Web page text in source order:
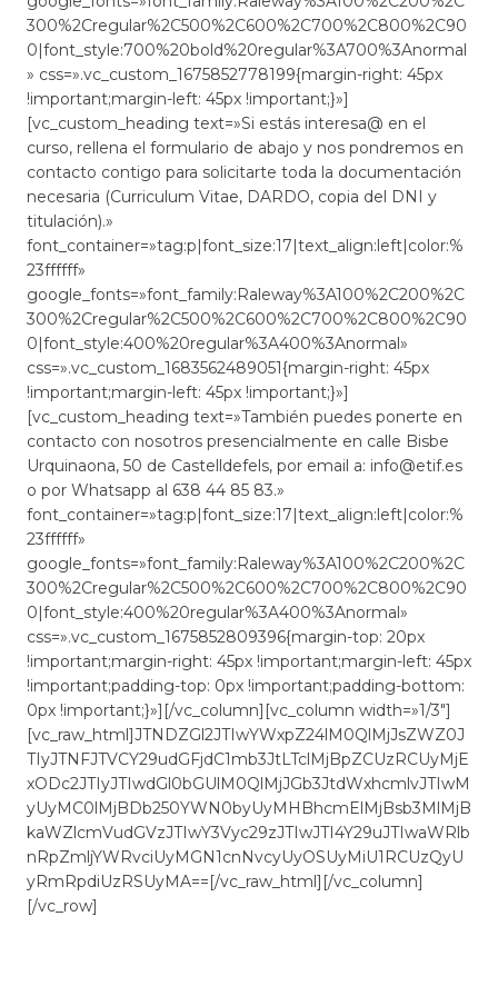
300%2Cregular%2C500%2C600%2C700%2C800%2C90
0|font_style:700%20bold%20regular%3A700%3Anormal
» css=».vc_custom_1675852778199{margin-right: 45px
!important;margin-left: 45px !important;}»]
[vc_custom_heading text=»Si estás interesa@ en el
curso, rellena el formulario de abajo y nos pondremos en
contacto contigo para solicitarte toda la documentación
necesaria (Curriculum Vitae, DARDO, copia del DNI y
titulación).»
font_container=»tag:p|font_size:17|text_align:left|color:%
23ffffff»
google_fonts=»font_family:Raleway%3A100%2C200%2C
300%2Cregular%2C500%2C600%2C700%2C800%2C90
0|font_style:400%20regular%3A400%3Anormal»
css=».vc_custom_1683562489051{margin-right: 45px
!important;margin-left: 45px !important;}»]
[vc_custom_heading text=»También puedes ponerte en
contacto con nosotros presencialmente en calle Bisbe
Urquinaona, 50 de Castelldefels, por email a: info@etif.es
o por Whatsapp al 638 44 85 83.»
font_container=»tag:p|font_size:17|text_align:left|color:%
23ffffff»
google_fonts=»font_family:Raleway%3A100%2C200%2C
300%2Cregular%2C500%2C600%2C700%2C800%2C90
0|font_style:400%20regular%3A400%3Anormal»
css=».vc_custom_1675852809396{margin-top: 20px
!important;margin-right: 45px !important;margin-left: 45px
!important;padding-top: 0px !important;padding-bottom:
0px !important;}»][/vc_column][vc_column width=»1/3″]
[vc_raw_html]JTNDZGl2JTIwYWxpZ24lM0QlMjJsZWZ0J
TIyJTNFJTVCY29udGFjdC1mb3JtLTclMjBpZCUzRCUyMjE
xODc2JTIyJTIwdGl0bGUlM0QlMjJGb3JtdWxhcmlvJTIwM
yUyMC0lMjBDb250YWN0byUyMHBhcmElMjBsb3MlMjB
kaWZlcmVudGVzJTIwY3Vyc29zJTIwJTI4Y29uJTIwaWRlb
nRpZmljYWRvciUyMGN1cnNvcyUyOSUyMiU1RCUzQyU
yRmRpdiUzRSUyMA==[/vc_raw_html][/vc_column]
[/vc_row]